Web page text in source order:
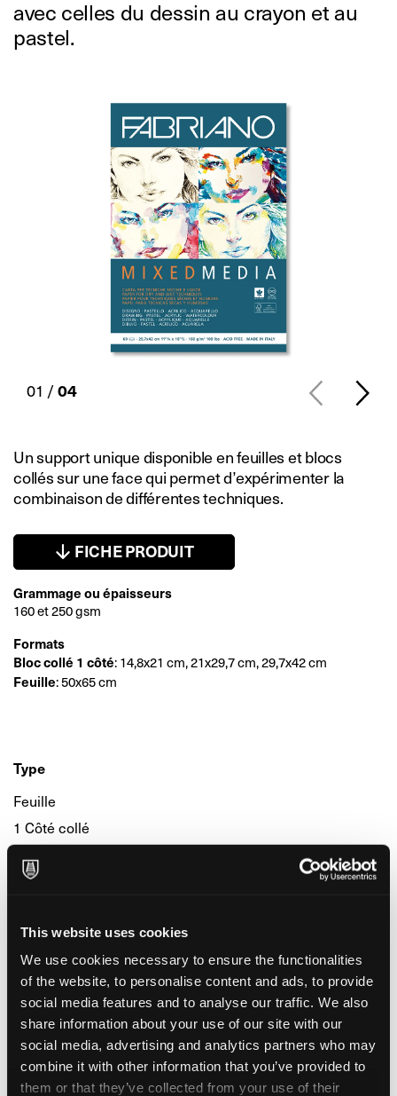
This website uses cookies
We use cookies necessary to ensure the functionalities
of the website, to personalise content and ads, to provide
social media features and to analyse our traffic. We also
share information about your use of our site with our
social media, advertising and analytics partners who may
combine it with other information that you’ve provided to
them or that they’ve collected from your use of their
avec celles du dessin au crayon et au
pastel.
Type
Feuille
1 Côté collé
Grammage
Moyen (de 100 à 200g/m2)
Taille
Large (de 30x42 à 50x70 cm)
Moyenne (de 21x26 à 30x42 cm)
Petite (jusqu'à 21x26 cm)
Un support unique disponible en feuilles et blocs
collés sur une face qui permet d’expérimenter la
combinaison de différentes techniques.
FICHE PRODUIT
Grammage ou épaisseurs
160 et 250 gsm
Formats
Bloc collé 1 côté: 14,8x21 cm, 21x29,7 cm, 29,7x42 cm
Feuille: 50x65 cm
01 /04